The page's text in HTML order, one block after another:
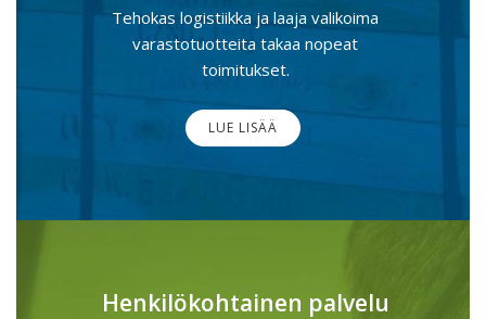
Tehokas logistiikka ja laaja valikoima
varastotuotteita takaa nopeat
toimitukset.
LUE LISÄÄ
Henkilökohtainen palvelu